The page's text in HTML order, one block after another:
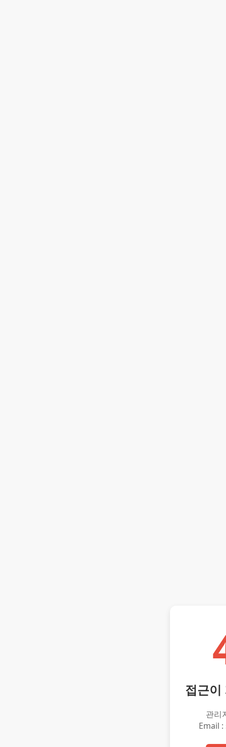
접근이
관리
Email